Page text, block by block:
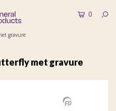
0
gravure
met gravure